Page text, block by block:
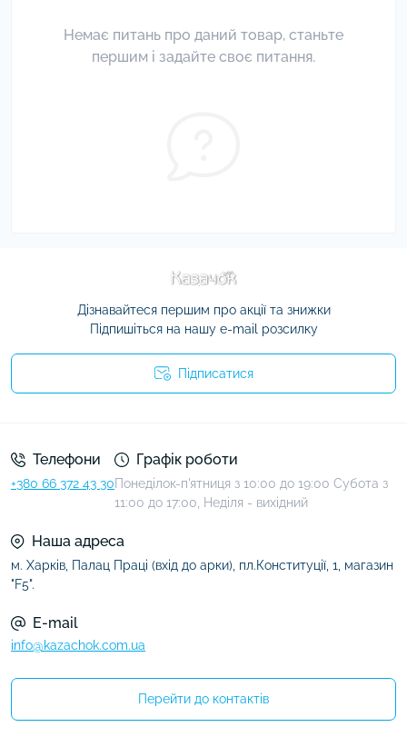
Немає питань про даний товар, станьте
першим і задайте своє питання.
Дізнавайтеся першим про акції та знижки
Підпишіться на нашу e-mail розсилку
Підписатися
Телефони
+380 66 372 43 30
Графік роботи
Понеділок-п'ятниця з 10:00 до 19:00 Субота з
11:00 до 17:00, Неділя - вихідний
Наша адреса
м. Харків, Палац Праці (вхід до арки), пл.Конституції, 1, магазин
"F5".
E-mail
info@kazachok.com.ua
Перейти до контактів